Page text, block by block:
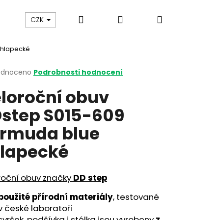
Gumovací pero Legami Jak vybírat
CZK Hledat PřihlášeníNákupní
Podrobnosti hodnocení
obuv
S015-609
blue
obuv značky DD step
přírodní materiály, testované
české laboratoři